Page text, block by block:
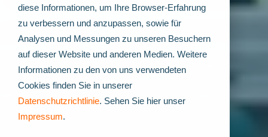
diese Informationen, um Ihre Browser-Erfahrung
zu verbessern und anzupassen, sowie für
Analysen und Messungen zu unseren Besuchern
auf dieser Website und anderen Medien. Weitere
Informationen zu den von uns verwendeten
Cookies finden Sie in unserer
Datenschutzrichtlinie. Sehen Sie hier unser
Impressum.